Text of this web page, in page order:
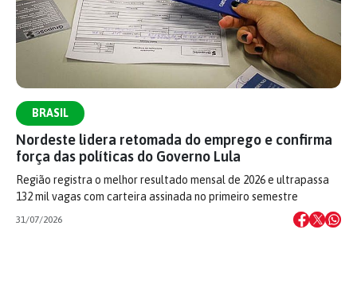
BRASIL
Nordeste lidera retomada do emprego e confirma
força das políticas do Governo Lula
Região registra o melhor resultado mensal de 2026 e ultrapassa
132 mil vagas com carteira assinada no primeiro semestre
31/07/2026